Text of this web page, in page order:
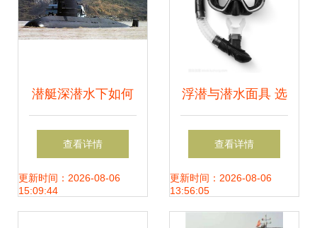
潜艇深潜水下如何
通风换气 特殊设备
可供100人呼吸
查看详情
更新时间：2026-08-06
15:09:44
浮潜与潜水面具 选
择最佳潜水设备的
专业指南
查看详情
更新时间：2026-08-06
13:56:05